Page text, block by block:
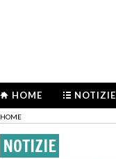
HOME NOTIZIE
HOME
NOTIZIE